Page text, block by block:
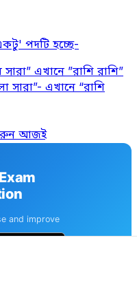
পদটি হচ্ছে-
এখানে ”রাশি রাশি”
সারা”- এখানে “রাশি
করুন আজই
and improve